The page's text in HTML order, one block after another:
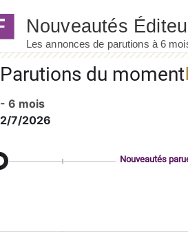
Parutions du moment
- 6 mois
2/7/2026
Nouveautés